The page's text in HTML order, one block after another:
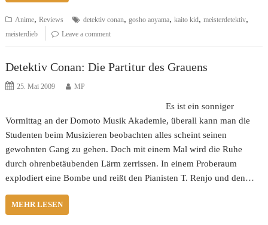
Anime,Reviews detektiv conan,gosho aoyama,kaito kid,meisterdetektiv,
meisterdieb Leave a comment
Detektiv Conan: Die Partitur des Grauens
25. Mai 2009 MP
Es ist ein sonniger
Vormittag an der Domoto Musik Akademie, überall kann man die
Studenten beim Musizieren beobachten alles scheint seinen
gewohnten Gang zu gehen. Doch mit einem Mal wird die Ruhe
durch ohrenbetäubenden Lärm zerrissen. In einem Proberaum
explodiert eine Bombe und reißt den Pianisten T. Renjo und den…
MEHR LESEN